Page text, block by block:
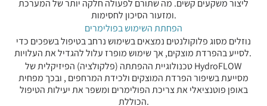
ליצור משקעים קשים. מה שתורם לפעולה חלקה יותר של המערכת
ומזעור הסיכון לחסימות.
הפחתת השימוש בפולימרים
נוזלים מסוג פלוקולנטים נמצאים בשימוש נרחב בטיפול בשפכים כדי
לסייע בהפרדת מוצקים, אך שימוש מופרז עלול להגדיל את העלויות.
טכנולוגיית ההפתתה (פלקולציה) הפיזיקלית של HydroFLOW
מסייעת בשיפור הפרדת המוצקים ולכידת המרחפים , ובכך מפחית
באופן פוטנציאלי את צריכת הפולימרים ומשפר את יעילות הטיפול
הכוללת.